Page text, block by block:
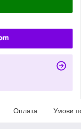
Оплата Умови